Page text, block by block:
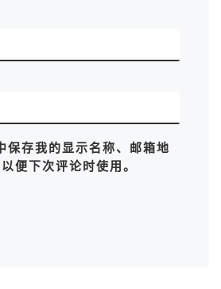
保存我的显示名称、邮箱地
便下次评论时使用。